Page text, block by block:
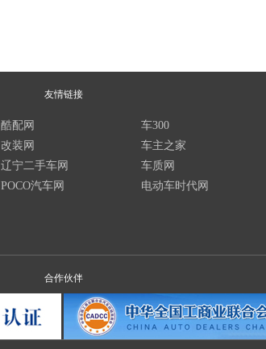
友情链接
酷配网
改装网
辽宁二手车网
POCO汽车网
车300
车主之家
车质网
电动车时代网
合作伙伴